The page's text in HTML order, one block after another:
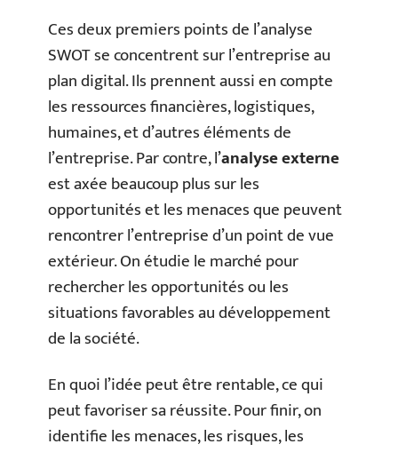
Ces deux premiers points de l’analyse
SWOT se concentrent sur l’entreprise au
plan digital. Ils prennent aussi en compte
les ressources financières, logistiques,
humaines, et d’autres éléments de
l’entreprise. Par contre, l’analyse externe
est axée beaucoup plus sur les
opportunités et les menaces que peuvent
rencontrer l’entreprise d’un point de vue
extérieur. On étudie le marché pour
rechercher les opportunités ou les
situations favorables au développement
de la société.
En quoi l’idée peut être rentable, ce qui
peut favoriser sa réussite. Pour finir, on
identifie les menaces, les risques, les